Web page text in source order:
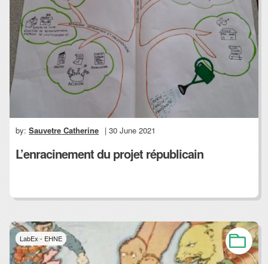
by:Sauvetre Catherine | 30 June 2021
L’enracinement du projet républicain
LabEx - EHNE